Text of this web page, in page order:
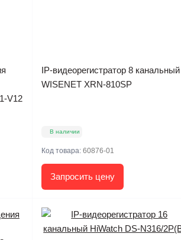
V12
IP-видеорегистратор 8 канальный
WISENET XRN-810SP
В наличии
Код товара:60876-01
Запросить цену